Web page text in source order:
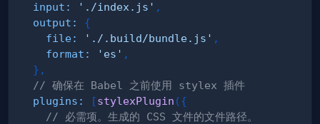
input : './index.js' ,
output :
{
file: './.build/bundle.js' ,
format : 'es' ,
} ,
// 确保在 Babel 之前使用 stylex 插件
plugins : [stylexPlugin ({
// 必需项。生成的 CSS 文件的文件路径。